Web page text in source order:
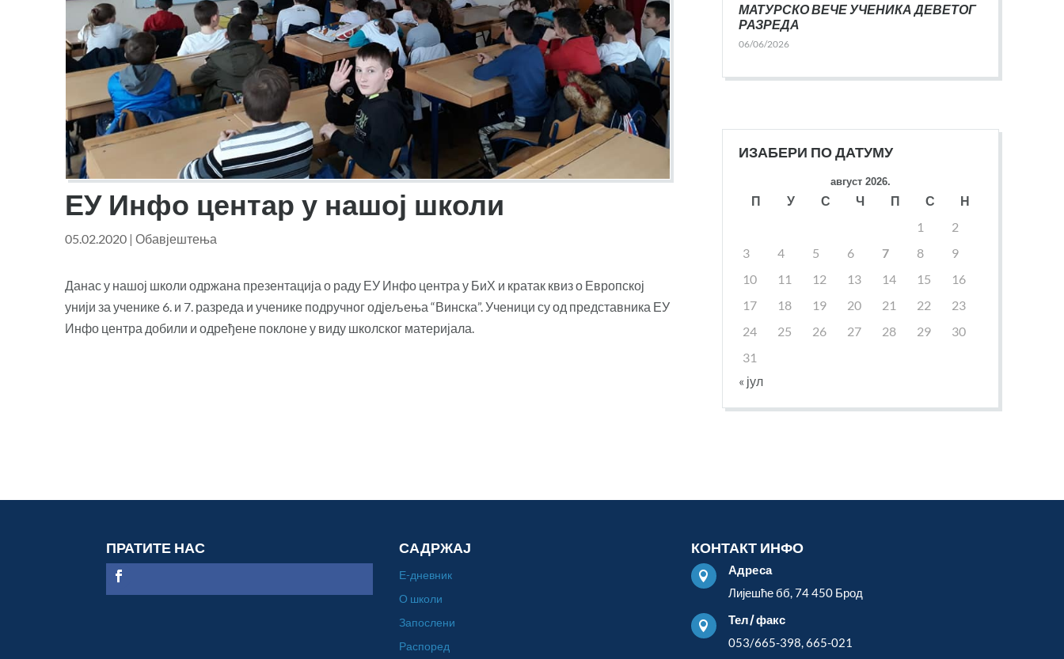
ЕУ Инфо центар у нашој школи
05.02.2020 | Обавјештења
Данас у нашој школи одржана презентација о раду ЕУ Инфо центра у БиХ и кратак квиз о Европској
унији за ученике 6. и 7. разреда и ученике подручног одјељења “Винска”. Ученици су од представника ЕУ
Инфо центра добили и одређене поклоне у виду школског материјала.
МАТУРСКО ВЕЧЕ УЧЕНИКА ДЕВЕТОГ
РАЗРЕДА
06/06/2026
ИЗАБЕРИ ПО ДАТУМУ
август 2026.
П У С Ч П С
Н
1
2
3
4 5 6 7 8
9
10
11 12 13 14 15
16
17
18 19 20 21 22
23
24
25 26 27 28 29
30
31
« јул
ПРАТИТЕ НАС САДРЖАЈ
Е-дневник
О школи
Запослени
Распоред
КОНТАКТ ИНФО

Адреса
Лијешће бб, 74 450 Брод

Тел/факс
053/665-398, 665-021